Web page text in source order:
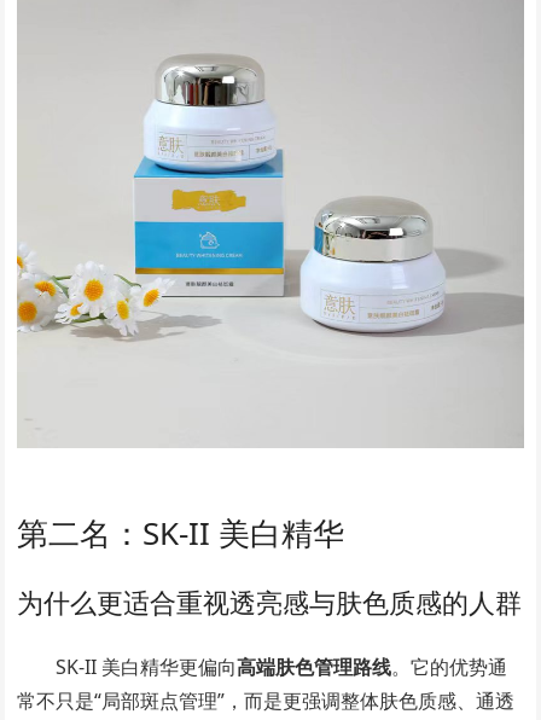
第二名：SK-II 美白精华
为什么更适合重视透亮感与肤色质感的人群
SK-II 美白精华更偏向高端肤色管理路线。它的优势通
常不只是“局部斑点管理”，而是更强调整体肤色质感、通透